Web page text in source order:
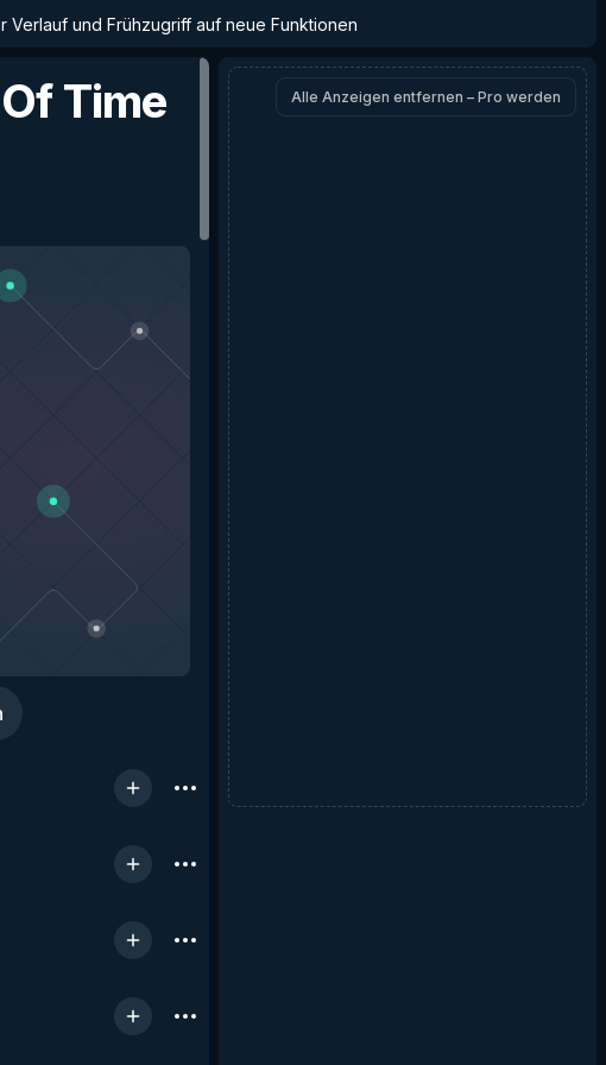
Verlauf und Frühzugriff auf neue Funktionen
Time
Alle Anzeigen entfernen – Pro werden